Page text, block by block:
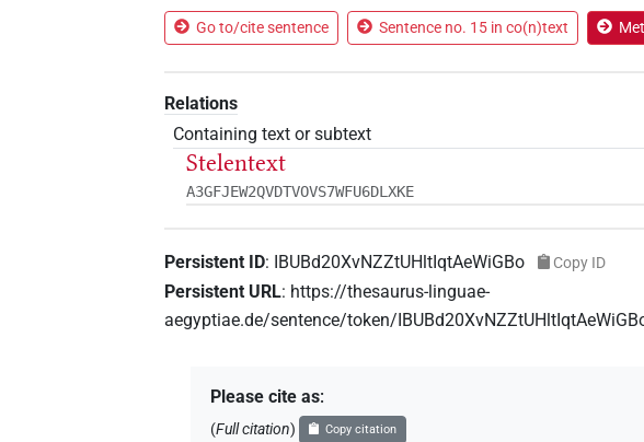
Go to/cite sentence Sentence no. 15 in co(n)text
Relations
Containing text or subtext
Stelentext
A3GFJEW2QVDTVOVS7WFU6DLXKE
Persistent ID: IBUBd20XvNZZtUHltIqtAeWiGBo Copy ID
Persistent URL: https://thesaurus-linguae-
aegyptiae.de/sentence/token/
Please cite as:
(Full citation) Copy citation